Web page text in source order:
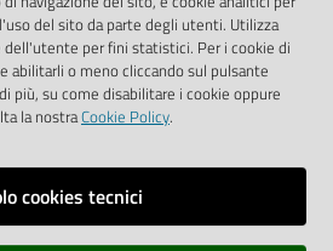
del sito da parte degli utenti. Utilizza
dell'utente per fini statistici. Per i cookie di
abilitarli o meno cliccando sul pulsante
più, su come disabilitare i cookie oppure
la nostraCookie Policy.
cookies tecnici